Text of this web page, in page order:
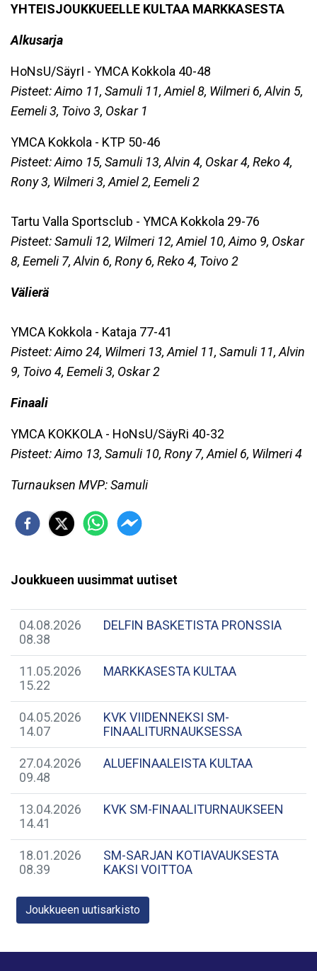
YHTEISJOUKKUEELLE KULTAA MARKKASESTA
Alkusarja
HoNsU/SäyrI - YMCA Kokkola 40-48
Pisteet: Aimo 11, Samuli 11, Amiel 8, Wilmeri 6, Alvin 5,
Eemeli 3, Toivo 3, Oskar 1
YMCA Kokkola - KTP 50-46
Pisteet: Aimo 15, Samuli 13, Alvin 4, Oskar 4, Reko 4,
Rony 3, Wilmeri 3, Amiel 2, Eemeli 2
Tartu Valla Sportsclub - YMCA Kokkola 29-76
Pisteet: Samuli 12, Wilmeri 12, Amiel 10, Aimo 9, Oskar
8, Eemeli 7, Alvin 6, Rony 6, Reko 4, Toivo 2
Välierä
YMCA Kokkola - Kataja 77-41
Pisteet: Aimo 24, Wilmeri 13, Amiel 11, Samuli 11, Alvin
9, Toivo 4, Eemeli 3, Oskar 2
Finaali
YMCA KOKKOLA - HoNsU/SäyRi 40-32
Pisteet: Aimo 13, Samuli 10, Rony 7, Amiel 6, Wilmeri 4
Turnauksen MVP: Samuli
Joukkueen uusimmat uutiset
04.08.2026
08.38
DELFIN BASKETISTA PRONSSIA
11.05.2026
15.22
MARKKASESTA KULTAA
04.05.2026
14.07
KVK VIIDENNEKSI SM-
FINAALITURNAUKSESSA
27.04.2026
09.48
ALUEFINAALEISTA KULTAA
13.04.2026
14.41
KVK SM-FINAALITURNAUKSEEN
18.01.2026
08.39
SM-SARJAN KOTIAVAUKSESTA
KAKSI VOITTOA
Joukkueen uutisarkisto